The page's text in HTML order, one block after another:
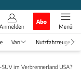
Anmelden
Abo
Menü
Van Nutzfahrzeuge
im Verbrennerland USA?